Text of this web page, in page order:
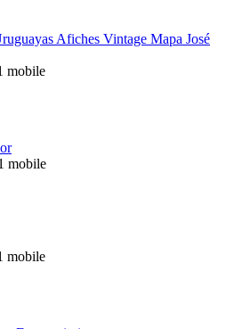
Afiches Vintage Mapa José